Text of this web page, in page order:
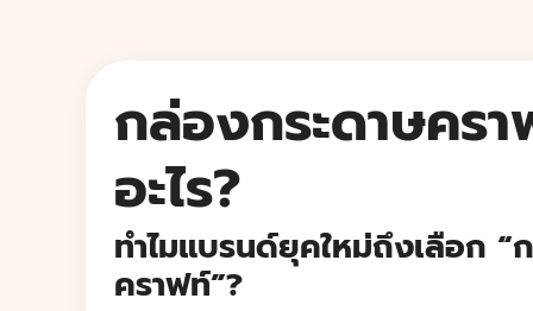
ยังไม่แน่ใจว่าควรเลือกบรรจุภัณฑ์แบบไหน?
กล่องกระดาษคราฟท์ ราคาเท่าไหร่?
วัสดุกระดาษ ระบบพิมพ์ การเคลือบ เทคนิคพิเ
รูปแบบ/รูปทรง กระดาษคราฟท์
ตัวอย่างกล่องกระดาษคราฟท์ กล่องน้ำตาล
กล่องกระดาษคร
อะไร?
ทำไมแบรนด์ยุคใหม่ถึงเลือก “
คราฟท์”?